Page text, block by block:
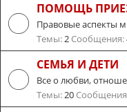
ПОМОЩЬ
Правовые аспекты
Темы:2 Сообщения:
СЕМЬЯ И ДЕТИ
Все о любви,
Темы:20